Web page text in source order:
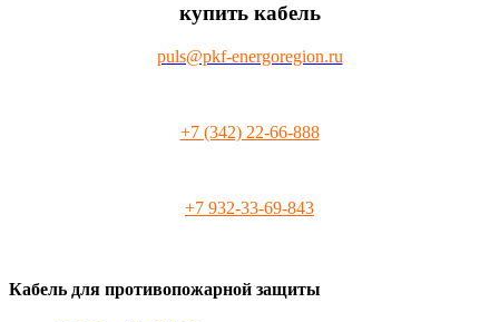
купить кабель
puls@pkf-energoregion.ru
+7 (342) 22-66-888
+7 932-33-69-843
Кабель для противопожарной защиты